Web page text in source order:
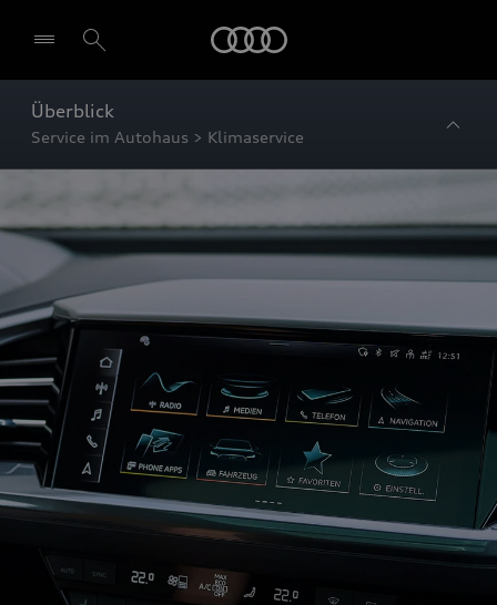
Überblick
Service im Autohaus > Klimaservice